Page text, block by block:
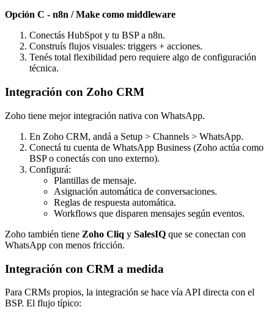
Opción C - n8n / Make como middleware
Conectás HubSpot y tu BSP a n8n.
Construís flujos visuales: triggers + acciones.
Tenés total flexibilidad pero requiere algo de configuración
técnica.
Integración con Zoho CRM
Zoho tiene mejor integración nativa con WhatsApp.
En Zoho CRM, andá a Setup > Channels > WhatsApp.
Conectá tu cuenta de WhatsApp Business (Zoho actúa como
BSP o conectás con uno externo).
Configurá:
Plantillas de mensaje.
Asignación automática de conversaciones.
Reglas de respuesta automática.
Workflows que disparen mensajes según eventos.
Zoho también tiene Zoho Cliq y SalesIQ que se conectan con
WhatsApp con menos fricción.
Integración con CRM a medida
Para CRMs propios, la integración se hace vía API directa con el
BSP. El flujo típico: